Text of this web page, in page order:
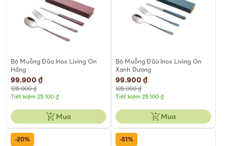
Bộ Muỗng Đũa Inox Living On
Hồng
Special
Price
99.900 ₫
125.000 ₫
Tiết kiệm 25.100 ₫
Mua
Bộ Muỗng Đũa Inox Living On
Xanh Dương
Special
Price
99.900 ₫
125.000 ₫
Tiết kiệm 25.100 ₫
Mua
-20% -51%